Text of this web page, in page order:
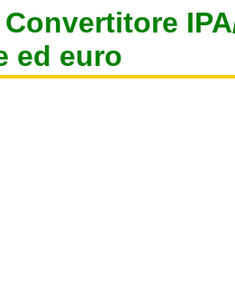
Convertitore
ed euro